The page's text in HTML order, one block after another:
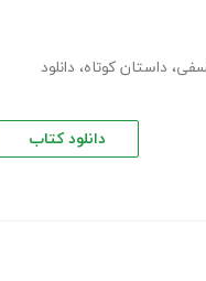
، داستان کوتاه، دانلود
دانلود کتاب